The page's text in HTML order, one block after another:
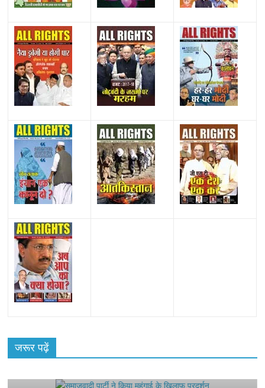
जरूर पढ़ें
राजनीतिक
समाजवादी पार्टी ने किया महंगाई के खिलाफ प्रदर्शन